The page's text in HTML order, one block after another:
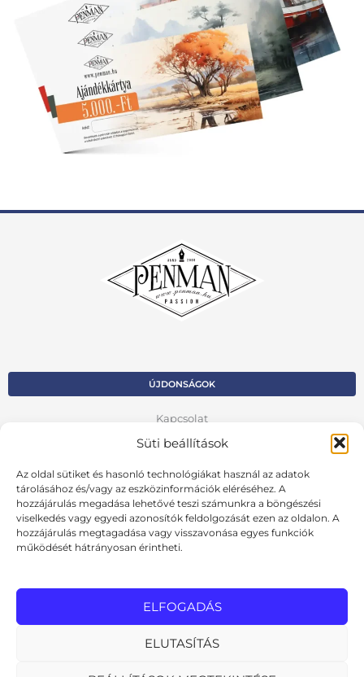
Süti beállítások
Az oldal sütiket és hasonló technológiákat használ az adatok
tárolásához és/vagy az eszközinformációk eléréséhez. A
hozzájárulás megadása lehetővé teszi számunkra a böngészési
viselkedés vagy egyedi azonosítók feldolgozását ezen az oldalon. A
hozzájárulás megtagadása vagy visszavonása egyes funkciók
működését hátrányosan érintheti.
ELFOGADÁS
ELUTASÍTÁS
ÚJDONSÁGOK
Kapcsolat
Kosár
Fiók
Adatvédelmi szabályzat
VISSZA AZ ELŐZŐ OLDALRA
Cookie szabályzat